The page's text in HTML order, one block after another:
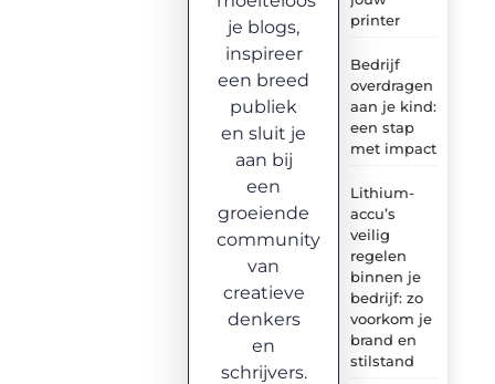
printer
Bedrijf
overdragen
aan je kind:
een stap
met impact
Lithium-
accu’s
veilig
regelen
binnen je
bedrijf: zo
voorkom je
brand en
stilstand
je blogs,
inspireer
een breed
publiek
en sluit je
aan bij
een
groeiende
community
van
creatieve
denkers
en
schrijvers.